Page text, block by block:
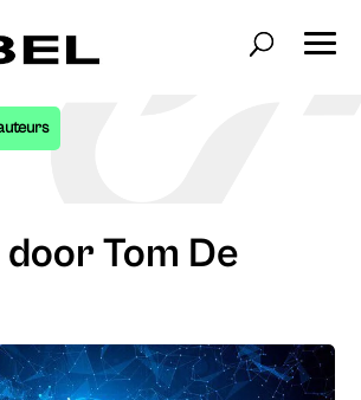
Tom De